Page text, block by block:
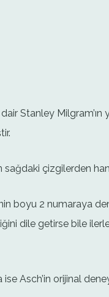
Stanley
sağdaki çizgilerden
boyu 2 numaraya
dile getirse bile
Asch’in orijinal